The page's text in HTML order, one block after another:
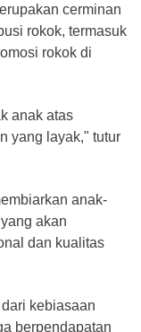
cerminan
rokok, termasuk
rokok di
anak atas
yang layak," tutur
anak-
akan
dan kualitas
kebiasaan
berpendapatan